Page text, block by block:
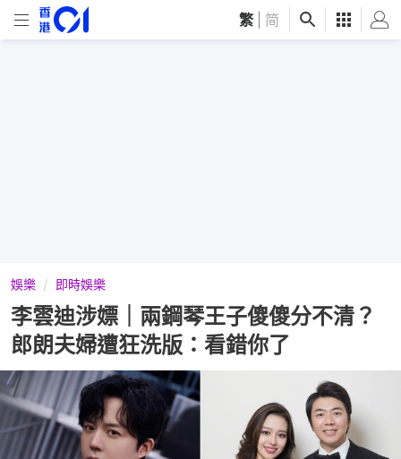
繁 简
娛樂 即時娛樂
李雲迪涉嫖｜兩鋼琴王子傻傻分不清？
郎朗夫婦遭狂洗版：看錯你了